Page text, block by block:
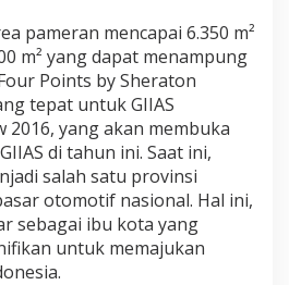
pameran mencapai 6.350 m²
m² yang dapat menampung
Points by Sheraton
tepat untuk GIIAS
2016, yang akan membuka
di tahun ini. Saat ini,
salah satu provinsi
otomotif nasional. Hal ini,
sebagai ibu kota yang
untuk memajukan